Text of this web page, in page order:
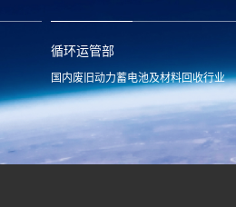
循环运管部
国内废旧动力蓄电池及材料回收行业
hyxh@huayou.com